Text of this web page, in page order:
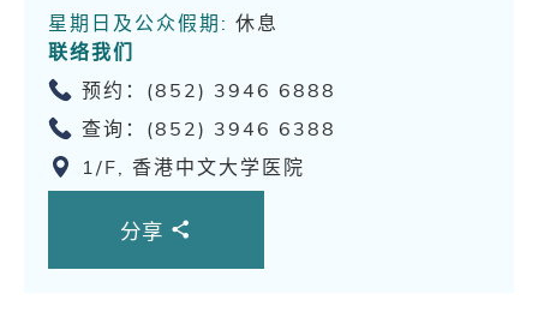
星期日及公众假期: 休息
联络我们
预约：(852) 3946 6888
查询：(852) 3946 6388
1/F, 香港中文大学医院
分享